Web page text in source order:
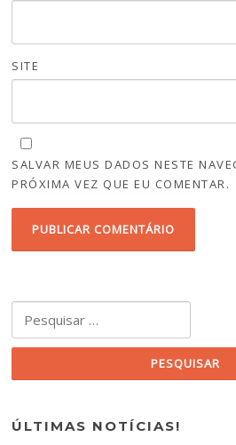
SITE
SALVAR MEUS DADOS NESTE
PRÓXIMA VEZ QUE EU COMENTAR.
ÚLTIMAS NOTÍCIAS!